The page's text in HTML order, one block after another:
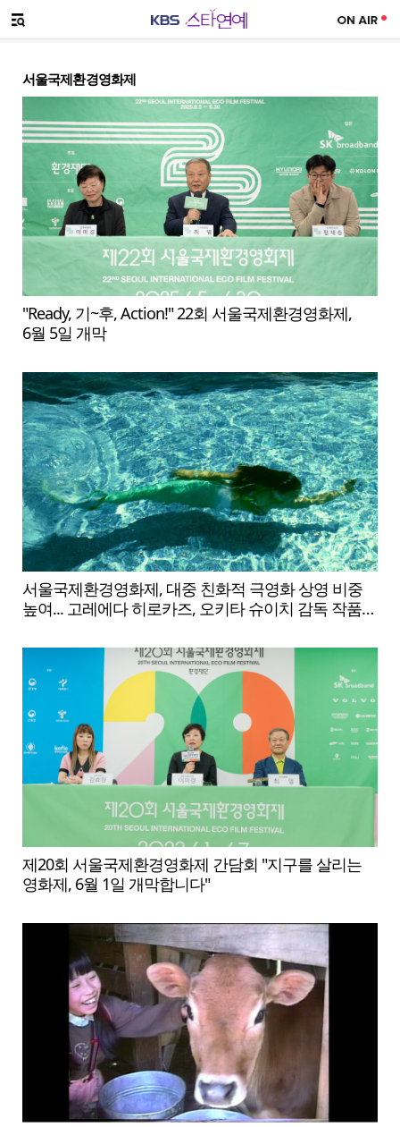
메뉴 열기
서울국제환경영화제
"Ready, 기~후, Action!" 22회 서울국제환경영화제,
6월 5일 개막
서울국제환경영화제, 대중 친화적 극영화 상영 비중
높여... 고레에다 히로카즈, 오키타 슈이치 감독 작품
제20회 서울국제환경영화제 간담회 "지구를 살리는
영화제, 6월 1일 개막합니다"